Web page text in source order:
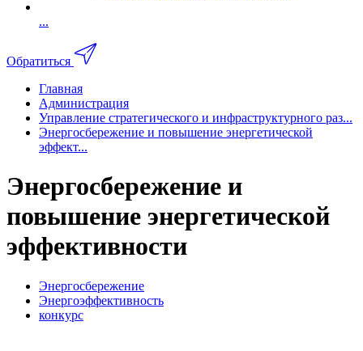
...
Обратиться
Главная
Администрация
Управление стратегического и инфраструктурного раз...
Энергосбережение и повышение энергетической
эффект...
Энергосбережение и
повышение энергетической
эффективности
Энергосбережение
Энергоэффективность
конкурс